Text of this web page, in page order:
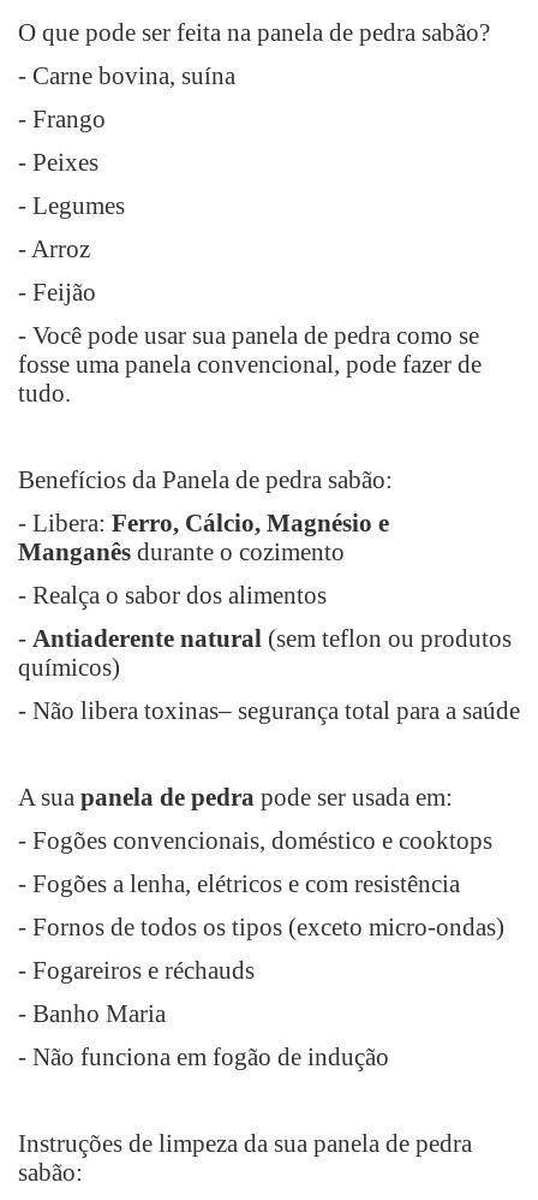
O que pode ser feita na panela de pedra sabão?
- Carne bovina, suína
- Frango
- Peixes
- Legumes
- Arroz
- Feijão
- Você pode usar sua panela de pedra como se
fosse uma panela convencional, pode fazer de
tudo.
Benefícios da Panela de pedra sabão:
- Libera: Ferro, Cálcio, Magnésio e
Manganês durante o cozimento
- Realça o sabor dos alimentos
- Antiaderente natural (sem teflon ou produtos
químicos)
- Não libera toxinas– segurança total para a saúde
A sua panela de pedra pode ser usada em:
- Fogões convencionais, doméstico e cooktops
- Fogões a lenha, elétricos e com resistência
- Fornos de todos os tipos (exceto micro-ondas)
- Fogareiros e réchauds
- Banho Maria
- Não funciona em fogão de indução
Instruções de limpeza da sua panela de pedra
sabão: